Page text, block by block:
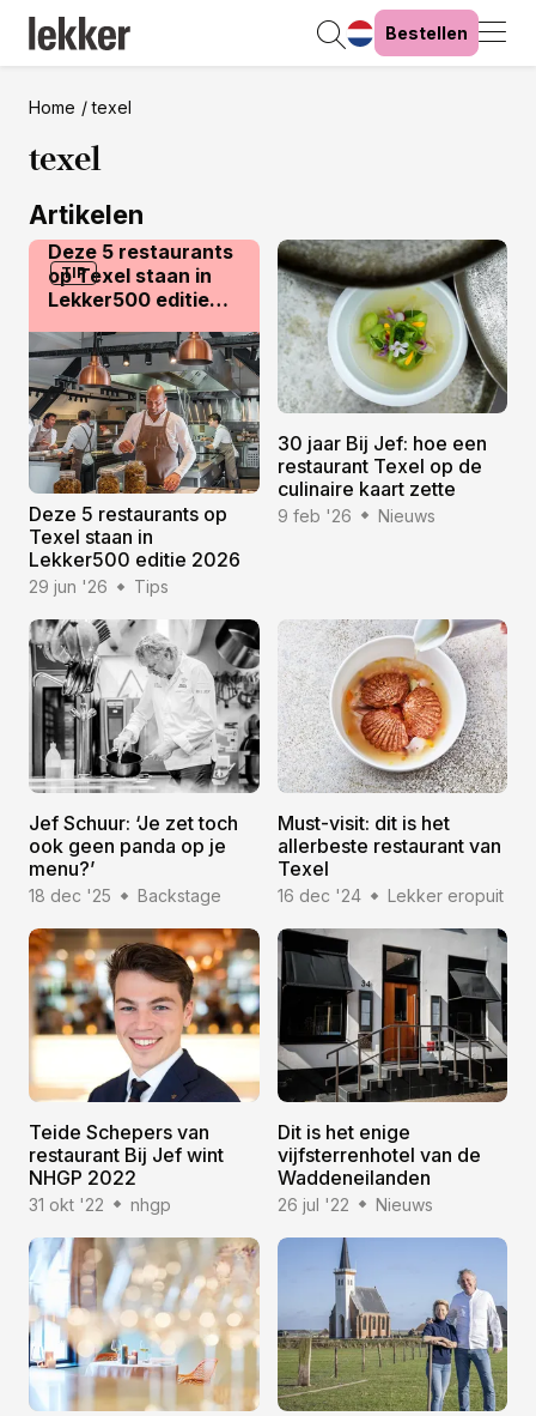
Bestellen
Home texel
texel
Artikelen
TIP
Deze 5 restaurants
op Texel staan in
Lekker500 editie
Deze 5 restaurants op
Texel staan in
Lekker500 editie 2026
29 jun '26 Tips
30 jaar Bij Jef: hoe een
restaurant Texel op de
culinaire kaart zette
9 feb '26 Nieuws
Jef Schuur: ‘Je zet toch
ook geen panda op je
menu?’
18 dec '25 Backstage
Must-visit: dit is het
allerbeste restaurant van
Texel
16 dec '24 Lekker eropuit
Teide Schepers van
restaurant Bij Jef wint
NHGP 2022
31 okt '22 nhgp
Dit is het enige
vijfsterrenhotel van de
Waddeneilanden
26 jul '22 Nieuws